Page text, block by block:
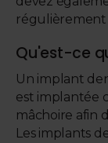
Qu'est-ce
Un implant
est implantée
mâchoire afin
Les implants